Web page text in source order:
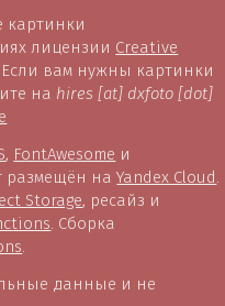
картинки
лицензии Creative
. Если вам нужны картинки
на hires [at] dxfoto [dot]
, FontAwesome и
размещён наYandex Cloud
Storage, ресайз и
. Сборка
данные и не